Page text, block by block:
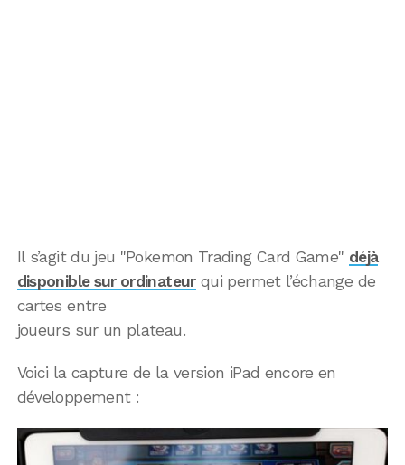
Il s’agit du jeu "Pokemon Trading Card Game" déjà
disponible sur ordinateurqui permet l’échange de
cartes entre
joueurs sur un plateau.
Voici la capture de la version iPad encore en
développement :